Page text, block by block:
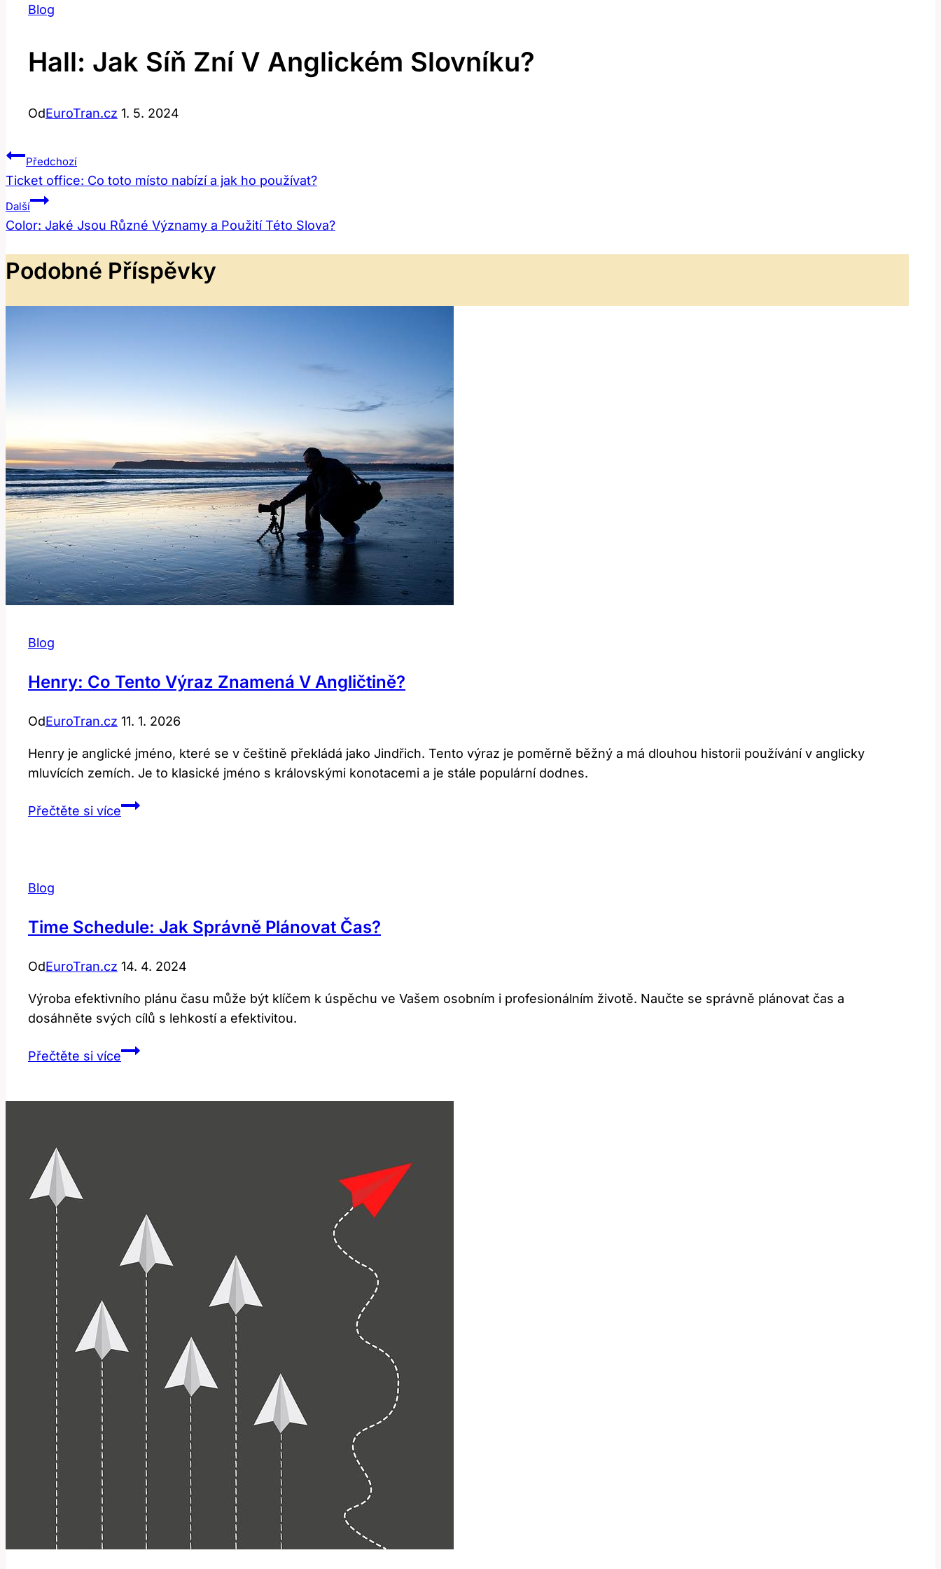
Blog
Hall: Jak Síň Zní V Anglickém Slovníku?
OdEuroTran.cz 1. 5. 2024
Navigace
Pro
Příspěvek
Předchozí
Ticket office: Co toto místo nabízí a jak ho používat?
Další
Color: Jaké Jsou Různé Významy a Použití Této Slova?
Podobné Příspěvky
Blog
Henry: Co Tento Výraz Znamená V Angličtině?
OdEuroTran.cz 11. 1. 2026
Henry je anglické jméno, které se v češtině překládá jako Jindřich. Tento výraz je poměrně běžný a má dlouhou historii používání v anglicky
mluvících zemích. Je to klasické jméno s královskými konotacemi a je stále populární dodnes.
Přečtěte si víceHenry:
angličtině?
Blog
Time Schedule: Jak Správně Plánovat Čas?
OdEuroTran.cz 14. 4. 2024
Výroba efektivního plánu času může být klíčem k úspěchu ve Vašem osobním i profesionálním životě. Naučte se správně plánovat čas a
dosáhněte svých cílů s lehkostí a efektivitou.
Přečtěte si víceTime